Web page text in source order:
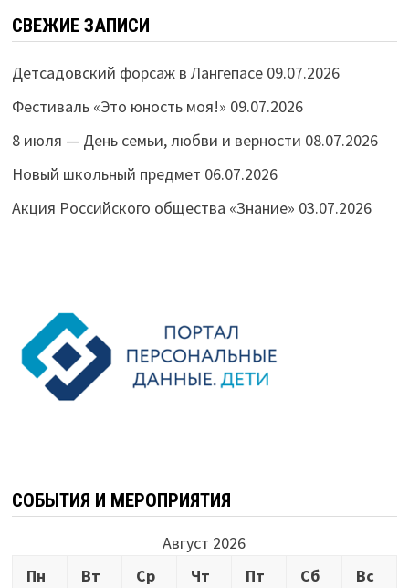
СВЕЖИЕ ЗАПИСИ
Детсадовский форсаж в Лангепасе 09.07.2026
Фестиваль «Это юность моя!» 09.07.2026
8 июля — День семьи, любви и верности 08.07.2026
Новый школьный предмет 06.07.2026
Акция Российского общества «Знание» 03.07.2026
СОБЫТИЯ И МЕРОПРИЯТИЯ
Август 2026
Пн
Вт Ср Чт Пт Сб
Вс